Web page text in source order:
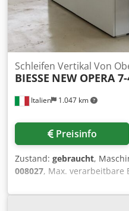
Italien 1.047 km
Schleifen Vertikal Von
BIESSE NEW OPERA
Preisinfo
Zustand: gebraucht,
008027, Max. verarbeitbare
verarbeitbare Stärke: 3 mm
Unterdruckteppich: ja